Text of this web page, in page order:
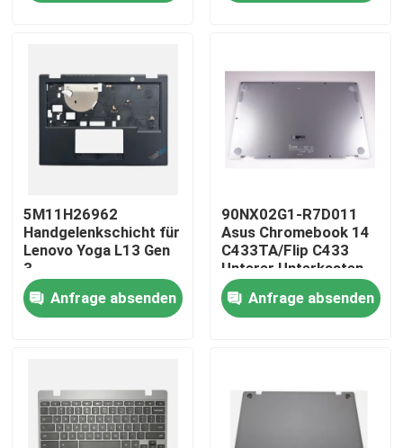
Produkte
Videos
Lenovo-LCD-Bildschirm-Ersatz
Macbook-LCD-Bildschirm-Ersatz
5M11H26962
Handgelenkschicht für
Lenovo Yoga L13 Gen
3
Anfrage absenden
90NX02G1-R7D011
Asus Chromebook 14
C433TA/Flip C433
Unterer Unterkasten
Silber
Anfrage absenden